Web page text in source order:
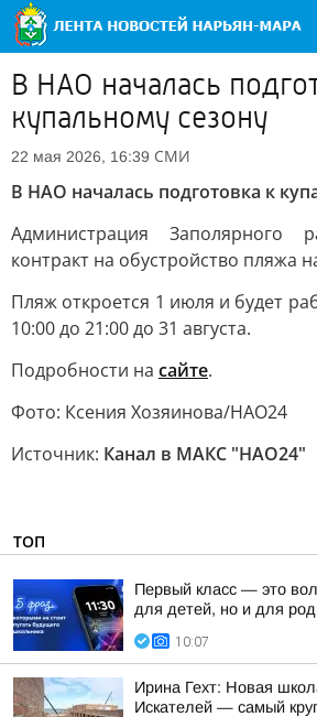
В НАО началась
купальному сезону
22 мая 2026, 16:39 СМИ
В НАО началась подготовка к
Администрация Заполярного
контракт на обустройство пляжа
Пляж откроется 1 июля и будет
10:00 до 21:00 до 31 августа.
Подробности на сайте.
Фото: Ксения Хозяинова/НАО24
Источник: Канал в МАКС "НАО24"
ТОП
Первый класс — это
для детей, но и для
10:07
Ирина Гехт: Новая
Искателей — самый